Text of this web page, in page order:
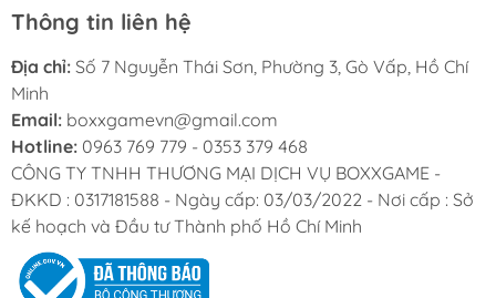
============================
Chính sách mua hàng của Boxx Shop :
- Sản phẩm được bảo hành trong thời gian 6 tháng.
Thông tin liên hệ
Địa chỉ: Số 7 Nguyễn Thái Sơn, Phường 3, Gò Vấp, Hồ Chí
Minh
Email: boxxgamevn@gmail.com
Hotline: 0963 769 779 - 0353 379 468
CÔNG TY TNHH THƯƠNG MẠI DỊCH VỤ BOXXGAME -
ĐKKD : 0317181588 - Ngày cấp: 03/03/2022 - Nơi cấp : Sở
kế hoạch và Đầu tư Thành phố Hồ Chí Minh